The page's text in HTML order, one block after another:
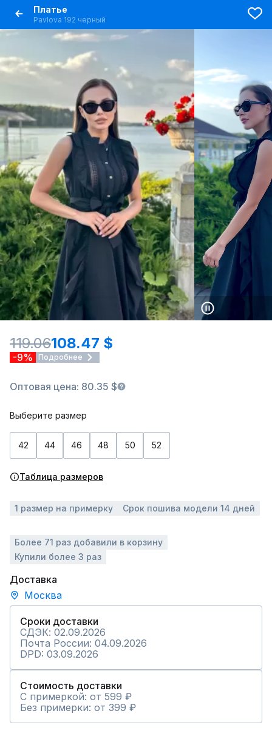
Платье
Pavlova 192 черный
119.06108.47 $
-9% Подробнее
Оптовая цена: 80.35 $
Выберите размер
42 44 46 48 50 52
Таблица размеров
1 размер на примерку Срок пошива модели 14 дней
Более 71 раз добавили в корзину
Купили более 3 раз
Доставка
Москва
Сроки доставки
СДЭК: 02.09.2026
Почта России: 04.09.2026
DPD: 03.09.2026
Стоимость доставки
С примеркой: от 599 ₽
Без примерки: от 399 ₽